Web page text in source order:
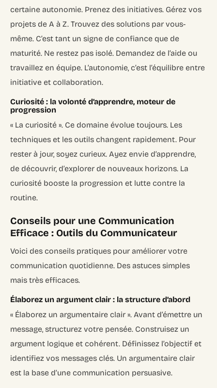
certaine autonomie. Prenez des initiatives. Gérez vos
projets de A à Z. Trouvez des solutions par vous-
même. C’est tant un signe de confiance que de
maturité. Ne restez pas isolé. Demandez de l’aide ou
travaillez en équipe. L’autonomie, c’est l’équilibre entre
initiative et collaboration.
Curiosité : la volonté d’apprendre, moteur de
progression
« La curiosité ». Ce domaine évolue toujours. Les
techniques et les outils changent rapidement. Pour
rester à jour, soyez curieux. Ayez envie d’apprendre,
de découvrir, d’explorer de nouveaux horizons. La
curiosité booste la progression et lutte contre la
routine.
Conseils pour une Communication
Efficace : Outils du Communicateur
Voici des conseils pratiques pour améliorer votre
communication quotidienne. Des astuces simples
mais très efficaces.
Élaborez un argument clair : la structure d’abord
« Élaborez un argumentaire clair ». Avant d’émettre un
message, structurez votre pensée. Construisez un
argument logique et cohérent. Définissez l’objectif et
identifiez vos messages clés. Un argumentaire clair
est la base d’une communication persuasive.